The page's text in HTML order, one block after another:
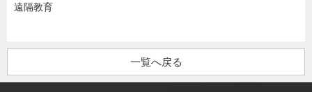
遠隔教育
一覧へ戻る